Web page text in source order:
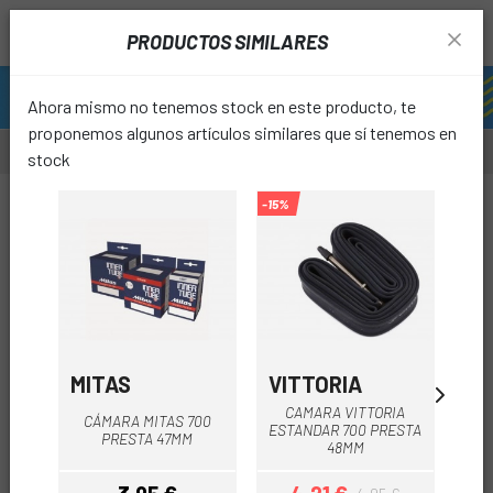
PRODUCTOS SIMILARES
Ahora mismo no tenemos stock en este producto, te
proponemos algunos artículos similares que sí tenemos en
stock
MITAS
CÁMARA MITAS 700
PRESTA 47MM
-15%
VITTORIA
CAMARA VITTORIA
ESTANDAR 700 PRESTA
48MM